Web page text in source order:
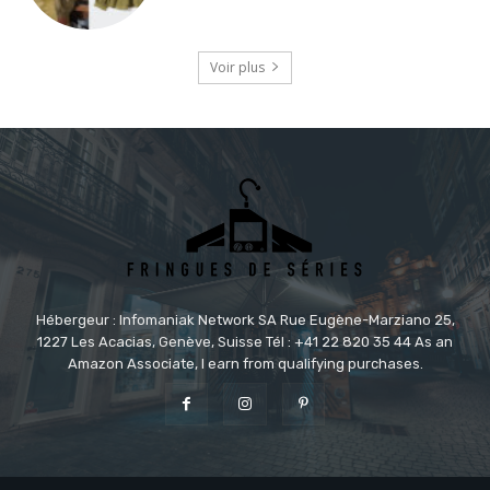
Voir plus
Hébergeur : Infomaniak Network SA Rue Eugène-Marziano 25,
1227 Les Acacias, Genève, Suisse Tél : +41 22 820 35 44 As an
Amazon Associate, I earn from qualifying purchases.